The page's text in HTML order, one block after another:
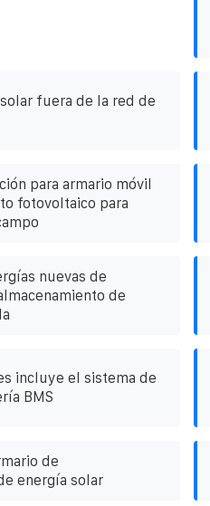
fuera de la red de
para armario móvil
fotovoltaico para
nuevas de
de
incluye el sistema de
BMS
de
energía solar